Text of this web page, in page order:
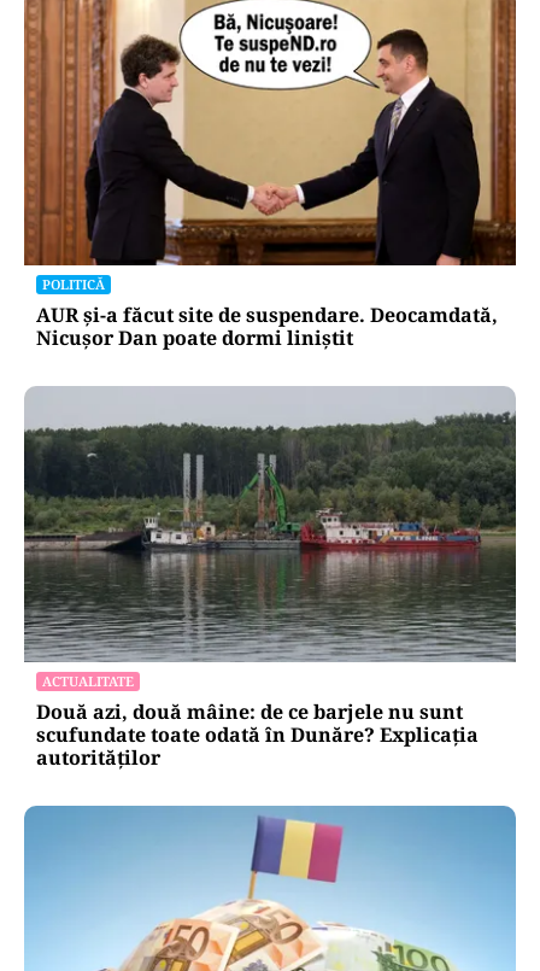
POLITICĂ
AUR și-a făcut site de suspendare. Deocamdată,
Nicușor Dan poate dormi liniștit
ACTUALITATE
Două azi, două mâine: de ce barjele nu sunt
scufundate toate odată în Dunăre? Explicația
autorităților